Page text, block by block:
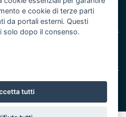
Puglia
e cookie di terze parti
da portali esterni. Questi
solo dopo il consenso.
tutti